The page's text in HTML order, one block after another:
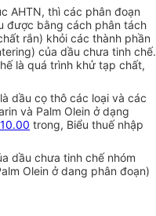
AHTN, thì các phân đoạn
được bằng cách phân tách
rắn) khỏi các thành phần
của dầu chưa tinh chế.
là quá trình khử tạp chất,
dầu cọ thô các loại và các
và Palm Olein ở dạng
trong, Biểu thuế nhập
dầu chưa tinh chế nhóm
Olein ở dang phân đoạn)